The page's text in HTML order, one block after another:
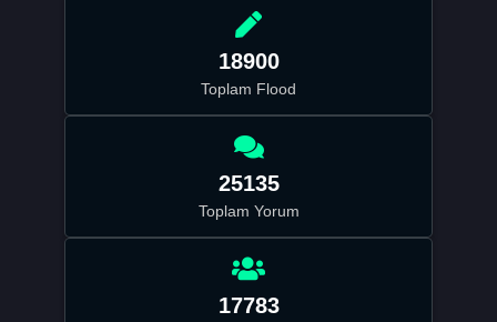
18900
Toplam Flood
25135
Toplam Yorum
17783